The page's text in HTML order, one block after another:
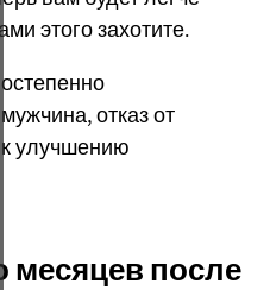
этого захотите.
отказ от
улучшению
месяцев после